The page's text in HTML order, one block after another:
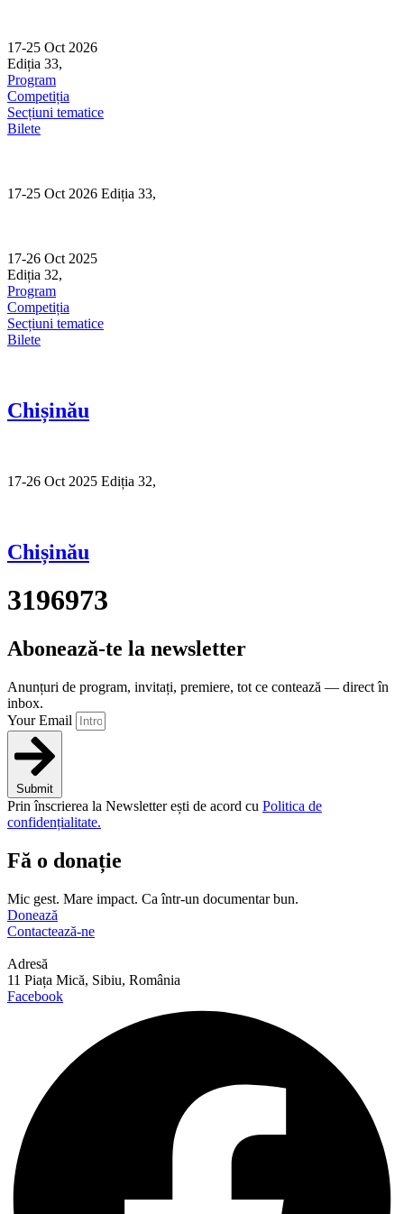
content
17-25 Oct 2026
Ediția 33,
Program
Competiția
Secțiuni tematice
Bilete
17-25 Oct 2026 Ediția 33,
17-26 Oct 2025
Ediția 32,
Program
Competiția
Secțiuni tematice
Bilete
Chișinău
17-26 Oct 2025 Ediția 32,
Chișinău
3196973
Abonează-te la newsletter
Anunțuri de program, invitați, premiere, tot ce contează — direct în
inbox.
Your Email
Submit
Prin înscrierea la Newsletter ești de acord cu Politica de
confidențialitate.
Fă o donație
Mic gest. Mare impact. Ca într-un documentar bun.
Donează
Contactează-ne
Adresă
11 Piața Mică, Sibiu, România
Facebook